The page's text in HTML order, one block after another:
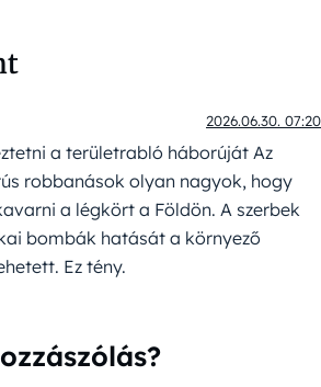
2026.06.30. 07:20
a területrabló háborúját Az
robbanások olyan nagyok, hogy
a légkört a Földön. A szerbek
bombák hatását a környező
Ez tény.